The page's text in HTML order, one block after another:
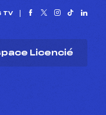
TV
Licencié